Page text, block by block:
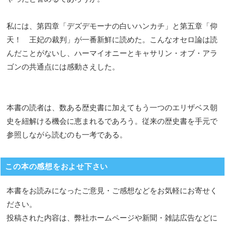
私には、第四章「デズデモーナの白いハンカチ」と第五章「仰
天！ 王妃の裁判」が一番新鮮に読めた。こんなオセロ論は読
んだことがないし、ハーマイオニーとキャサリン・オブ・アラ
ゴンの共通点には感動さえした。
本書の読者は、数ある歴史書に加えてもう一つのエリザベス朝
史を紐解ける機会に恵まれるであろう。従来の歴史書を手元で
参照しながら読むのも一考である。
この本の感想をおよせ下さい
本書をお読みになったご意見・ご感想などをお気軽にお寄せく
ださい。
投稿された内容は、弊社ホームページや新聞・雑誌広告などに